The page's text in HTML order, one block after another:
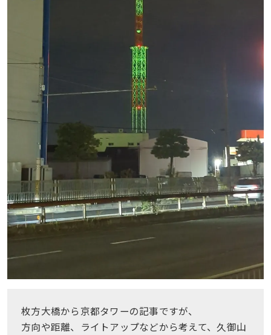
枚方大橋から京都タワーの記事ですが、
方向や距離、ライトアップなどから考えて、久御山